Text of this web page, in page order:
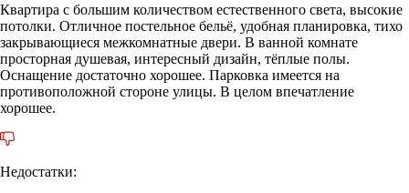
Квартира с большим количеством естественного света, высокие
потолки. Отличное постельное бельё, удобная планировка, тихо
закрывающиеся межкомнатные двери. В ванной комнате
просторная душевая, интересный дизайн, тёплые полы.
Оснащение достаточно хорошее. Парковка имеется на
противоположной стороне улицы. В целом впечатление
хорошее.
Недостатки: